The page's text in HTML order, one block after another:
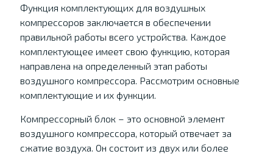
Функция комплектующих для воздушных
компрессоров заключается в обеспечении
правильной работы всего устройства. Каждое
комплектующее имеет свою функцию, которая
направлена на определенный этап работы
воздушного компрессора. Рассмотрим основные
комплектующие и их функции.
Компрессорный блок – это основной элемент
воздушного компрессора, который отвечает за
сжатие воздуха. Он состоит из двух или более